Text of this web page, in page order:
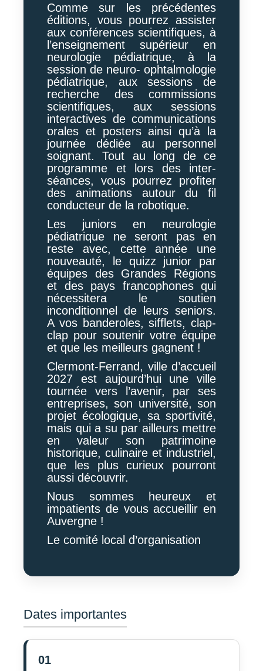
Comme sur les précédentes
éditions, vous pourrez assister
aux conférences scientifiques, à
l’enseignement supérieur en
neurologie pédiatrique, à la
session de neuro- ophtalmologie
pédiatrique, aux sessions de
recherche des commissions
scientifiques, aux sessions
interactives de communications
orales et posters ainsi qu’à la
journée dédiée au personnel
soignant. Tout au long de ce
programme et lors des inter-
séances, vous pourrez profiter
des animations autour du fil
conducteur de la robotique.
Les juniors en neurologie
pédiatrique ne seront pas en
reste avec, cette année une
nouveauté, le quizz junior par
équipes des Grandes Régions
et des pays francophones qui
nécessitera le soutien
inconditionnel de leurs seniors.
A vos banderoles, sifflets, clap-
clap pour soutenir votre équipe
et que les meilleurs gagnent !
Clermont-Ferrand, ville d’accueil
2027 est aujourd’hui une ville
tournée vers l’avenir, par ses
entreprises, son université, son
projet écologique, sa sportivité,
mais qui a su par ailleurs mettre
en valeur son patrimoine
historique, culinaire et industriel,
que les plus curieux pourront
aussi découvrir.
Nous sommes heureux et
impatients de vous accueillir en
Auvergne !
Le comité local d’organisation
Dates importantes
01